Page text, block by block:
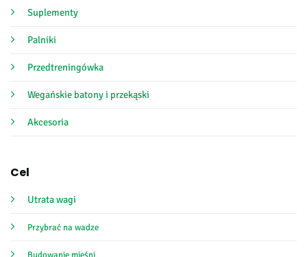
Suplementy
Palniki
Przedtreningówka
Wegańskie batony i przekąski
Akcesoria
Cel
Utrata wagi
Przybrać na wadze